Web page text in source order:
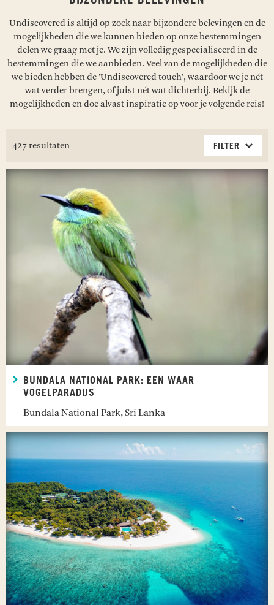
Undiscovered is altijd op zoek naar bijzondere belevingen en de
mogelijkheden die we kunnen bieden op onze bestemmingen
delen we graag met je. We zijn volledig gespecialiseerd in de
bestemmingen die we aanbieden. Veel van de mogelijkheden die
we bieden hebben de 'Undiscovered touch', waardoor we je nét
wat verder brengen, of juist nét wat dichterbij. Bekijk de
mogelijkheden en doe alvast inspiratie op voor je volgende reis!
427 resultaten FILTER
BUNDALA NATIONAL PARK: EEN WAAR
VOGELPARADIJS
Bundala National Park, Sri Lanka